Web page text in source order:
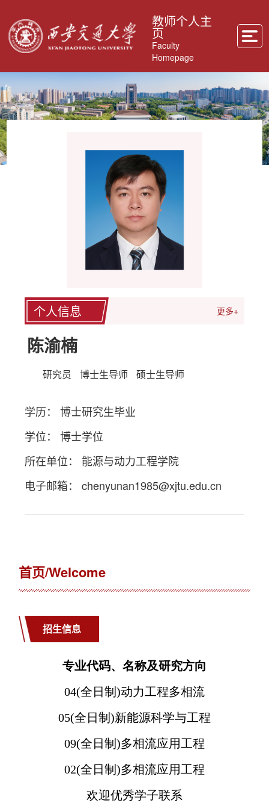
教师个人主
页
Faculty
Homepage
个人信息 更多+
陈渝楠
研究员 博士生导师 硕士生导师
学历： 博士研究生毕业
学位： 博士学位
所在单位： 能源与动力工程学院
电子邮箱：chenyunan1985@xjtu.edu.cn
首页/Welcome
招生信息